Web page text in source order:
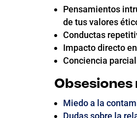
Pensamientos
de tus valores
Conductas
Impacto directo
Conciencia
Miedo a la
Dudas sobre la